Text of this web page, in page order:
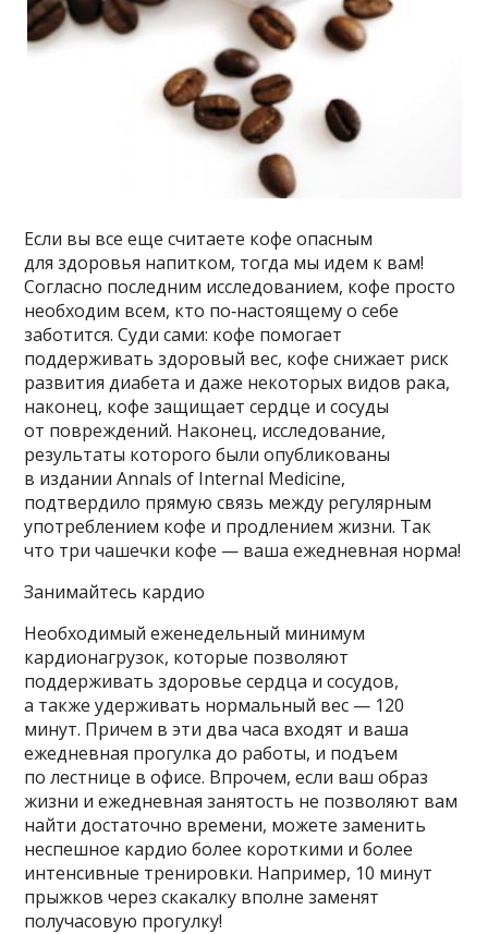
Если вы все еще считаете кофе опасным
для здоровья напитком, тогда мы идем к вам!
Согласно последним исследованием, кофе просто
необходим всем, кто по‑настоящему о себе
заботится. Суди сами: кофе помогает
поддерживать здоровый вес, кофе снижает риск
развития диабета и даже некоторых видов рака,
наконец, кофе защищает сердце и сосуды
от повреждений. Наконец, исследование,
результаты которого были опубликованы
в издании Annals of Internal Medicine,
подтвердило прямую связь между регулярным
употреблением кофе и продлением жизни. Так
что три чашечки кофе — ваша ежедневная норма!
Занимайтесь кардио
Необходимый еженедельный минимум
кардионагрузок, которые позволяют
поддерживать здоровье сердца и сосудов,
а также удерживать нормальный вес — 120
минут. Причем в эти два часа входят и ваша
ежедневная прогулка до работы, и подъем
по лестнице в офисе. Впрочем, если ваш образ
жизни и ежедневная занятость не позволяют вам
найти достаточно времени, можете заменить
неспешное кардио более короткими и более
интенсивные тренировки. Например, 10 минут
прыжков через скакалку вполне заменят
получасовую прогулку!